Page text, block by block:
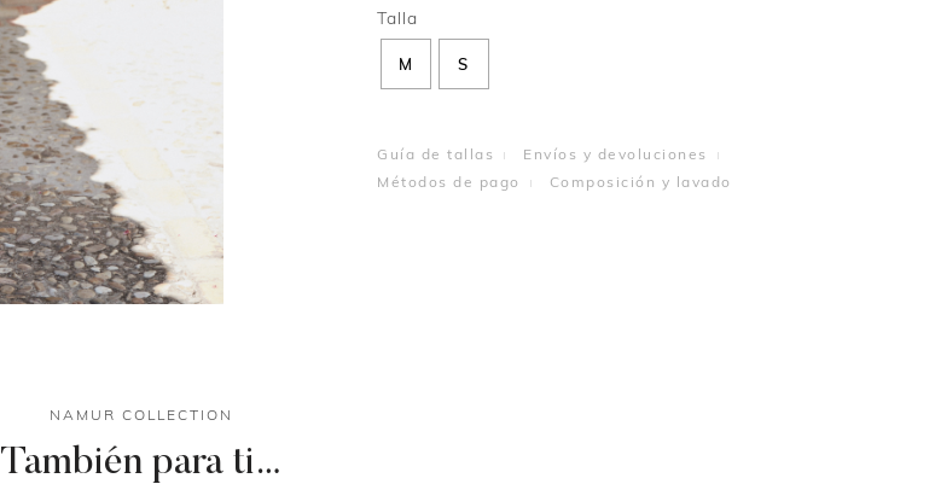
M S
Guía de tallas
Envíos y devoluciones
Métodos de pago
Composición y lavado
NAMUR COLLECTION
También para ti…